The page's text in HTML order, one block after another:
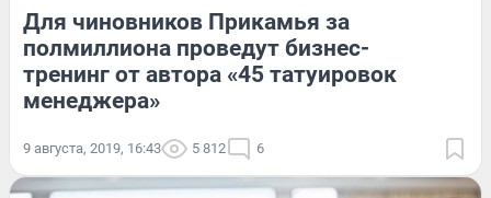
Для чиновников Прикамья за
полмиллиона проведут бизнес-
тренинг от автора «45 татуировок
менеджера»
9 августа, 2019, 16:43 5 812 6